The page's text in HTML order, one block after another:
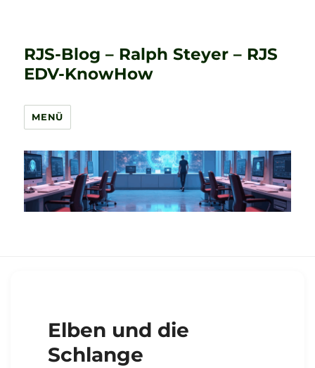
RJS-Blog – Ralph Steyer – RJS
EDV-KnowHow
MENÜ
Elben und die
Schlange